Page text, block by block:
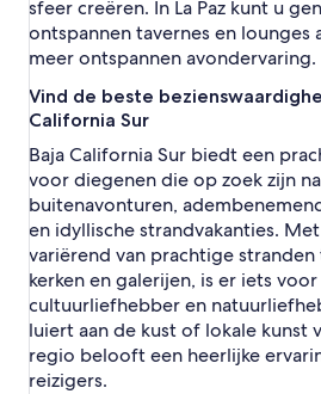
sfeer creëren. In La Paz kunt u
ontspannen tavernes en lounges
meer ontspannen avondervaring.
Vind de beste
California Sur
Baja California Sur biedt een
voor diegenen die op zoek zijn
buitenavonturen,
en idyllische strandvakanties.
variërend van prachtige
kerken en galerijen, is er iets
cultuurliefhebber en
luiert aan de kust of lokale kunst
regio belooft een heerlijke
reizigers.